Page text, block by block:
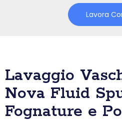
Lavora
Lavaggio
Nova Fluid
Fognature e